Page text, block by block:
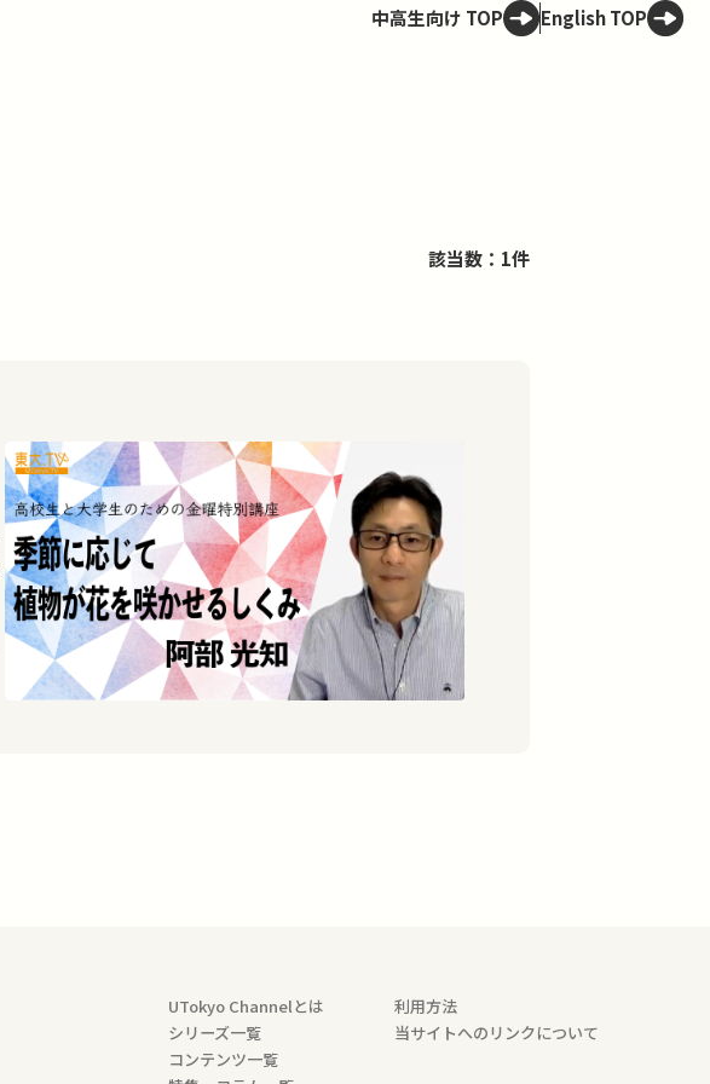
中高生向け TOP English TOP
該当数：1件
UTokyo Channelとは
シリーズ一覧
コンテンツ一覧
利用方法
当サイトへのリンクについて